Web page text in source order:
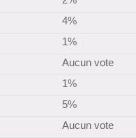
4%
1%
Aucun vote
1%
5%
Aucun vote